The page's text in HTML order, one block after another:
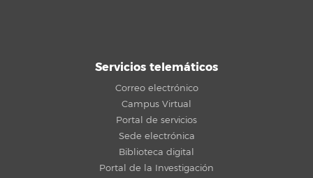
Servicios telemáticos
Correo electrónico
Campus Virtual
Portal de servicios
Sede electrónica
Biblioteca digital
Portal de la Investigación